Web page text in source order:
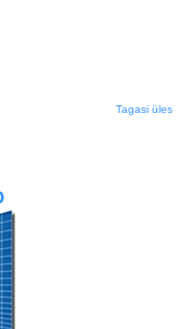
Tagasi üles